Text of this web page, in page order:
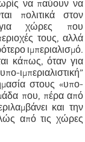
να παύουν να
πολιτικά στον
για χώρες που
τους, αλλά
ιμπεριαλισμό.
κάπως, όταν για
ιμπεριαλιστική”
στους «υπο-
που, πέρα από
και την
από τις χώρες